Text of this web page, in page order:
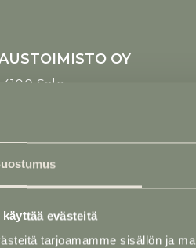
evästeitä
tarjoamamme sisällön ja
OY
9, 24100
la-su suljettu
(24 h)
(Jaakko Saustila)
Saustila)